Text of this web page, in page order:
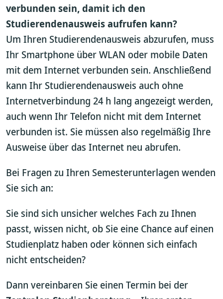
verbunden sein, damit ich den
Studierendenausweis aufrufen kann?
Um Ihren Studierendenausweis abzurufen, muss
Ihr Smartphone über WLAN oder mobile Daten
mit dem Internet verbunden sein. Anschließend
kann Ihr Studierendenausweis auch ohne
Internetverbindung 24 h lang angezeigt werden,
auch wenn Ihr Telefon nicht mit dem Internet
verbunden ist. Sie müssen also regelmäßig Ihre
Ausweise über das Internet neu abrufen.
Bei Fragen zu Ihren Semesterunterlagen wenden
Sie sich an:
Sie sind sich unsicher welches Fach zu Ihnen
passt, wissen nicht, ob Sie eine Chance auf einen
Studienplatz haben oder können sich einfach
nicht entscheiden?
Dann vereinbaren Sie einen Termin bei der